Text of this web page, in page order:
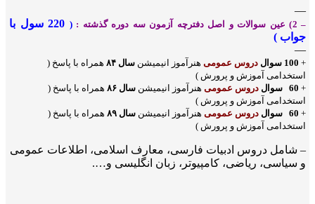
—
– 2) عین سوالات و اصل دفترچه آزمون سه دوره گذشته : (
220 سول با
جواب )
—
+ 100 سوال دروس عمومی هنرآموز انیمیشن سال ۸۴
همراه با پاسخ (
استخدامی آموزش و پرورش )
+ 60 سوال دروس عمومی هنرآموز انیمیشن سال ۸۶
همراه با پاسخ (
استخدامی آموزش و پرورش )
+ 60 سوال دروس عمومی هنرآموز انیمیشن سال ۸۹
همراه با پاسخ (
استخدامی آموزش و پرورش )
– شامل دروس ادبیات فارسی، معارف اسلامی، اطلاعات عمومی
و سیاسی، ریاضی، کامپیوتر، زبان انگلیسی و….